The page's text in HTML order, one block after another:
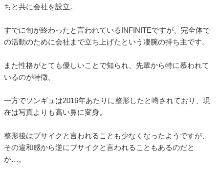
ちと共に会社を設立。
すでに旬が終わったと言われているINFINITEですが、完全体で
の活動のために会社まで立ち上げたという凄腕の持ち主です。
また性格がとても優しいことで知られ、先輩から特に慕われて
いるのが特徴。
一方でソンギュは2016年あたりに整形したと噂されており、現
在は写真よりも高い鼻に変身。
整形後はブサイクと言われることも少なくなったようですが、
その違和感から逆にブサイクと言われることもあるのだと
か…。